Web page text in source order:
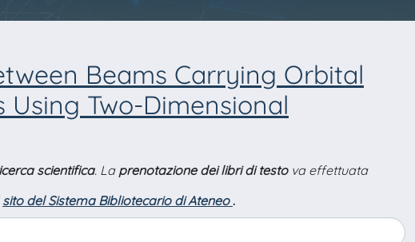
Beams Carrying Orbital
Two-Dimensional
scientifica. La prenotazione dei libri di testova effettuata
sito del Sistema Bibliotecario di Ateneo .